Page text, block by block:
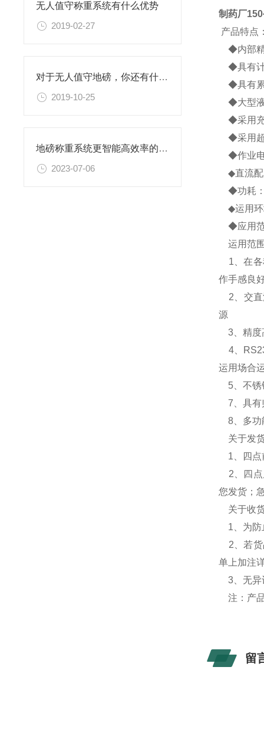
无人值守称重系统有什么优势
2019-02-27
对于无人值守地磅，你还有什么想知道的呢？
2019-10-25
​地磅称重系统更智能高效率的进行车辆称重
2023-07-06
制药厂
产品特点
◆内部精
◆具有计
◆具有累
◆大型液
◆采用充/
◆采用超
◆作业电
◆直流配
◆功耗：
◆运用环
◆应用范
运用范
1、在各
作手感良
2、交直
源
3、精度
4、
运用场合
5、不锈
7、具有
8、多功
关于发
1、四点
2、四点
您发货；
关于收
1、为防
2、若货
单上加注
3、无异
注：产
留